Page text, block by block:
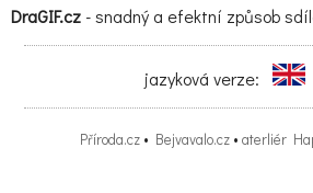
vALENTÝN 2018
PDF file: vALENTÝN 2018.pdf
Prezentace aplikace PowerPoint
DraGIF.cz- snadný a efektní způsob
jazyková verze:
Příroda.cz • Bejvavalo.cz • aterliér